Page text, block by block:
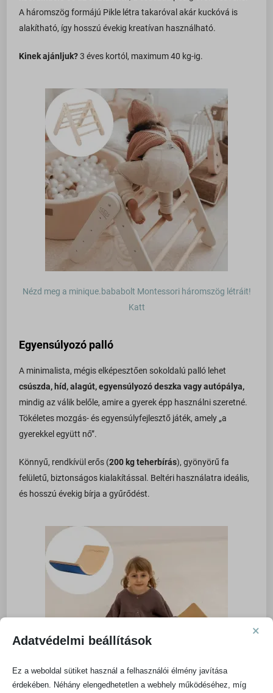
A háromszög formájú Pikle létra takaróval akár kuckóvá is
alakítható, így hosszú évekig kreatívan használható.
Kinek ajánljuk?3 éves kortól, maximum 40 kg-ig.
Nézd meg a minique.bababolt Montessori háromszög létráit!
Katt
Egyensúlyozó palló
A minimalista, mégis elképesztően sokoldalú palló lehet
csúszda, híd, alagút, egyensúlyozó deszka vagy autópálya,
mindig az válik belőle, amire a gyerek épp használni szeretné.
Tökéletes mozgás- és egyensúlyfejlesztő játék, amely „a
gyerekkel együtt nő”.
Könnyű, rendkívül erős (200 kg teherbírás), gyönyörű fa
felületű, biztonságos kialakítással. Beltéri használatra ideális,
és hosszú évekig bírja a gyűrődést.
Adatvédelmi beállítások
×
Ez a weboldal sütiket használ a felhasználói élmény javítása
érdekében. Néhány elengedhetetlen a webhely működéséhez, míg